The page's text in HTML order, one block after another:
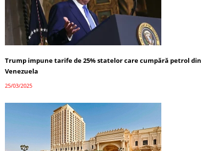
Trump impune tarife de 25% statelor care cumpără petrol din
Venezuela
25/03/2025